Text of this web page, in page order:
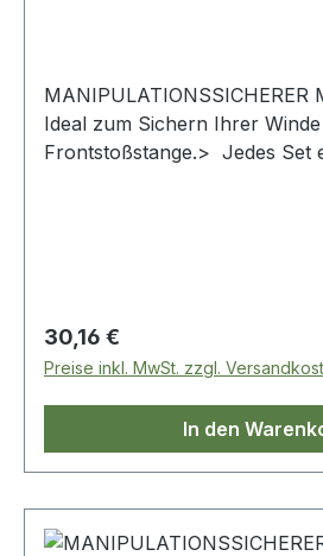
MANIPULATIONSSICHERER
Ideal zum Sichern Ihrer
Frontstoßstange.> Jedes Set
Regulärer Preis:
30,16 €
Preise inkl. MwSt. zzgl.
In den